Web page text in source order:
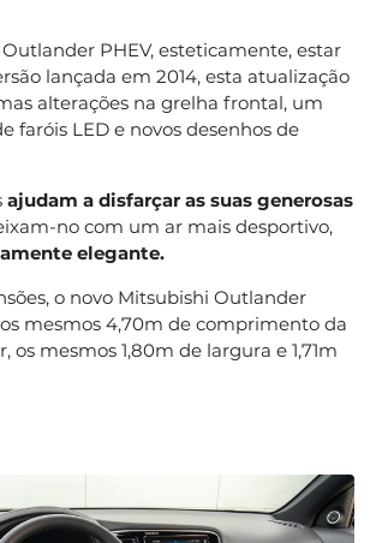
PHEV, esteticamente, estar
lançada em 2014, esta atualização
alterações na grelha frontal, um
faróis LED e novos desenhos de
ajudam a disfarçar as suas generosas
no com um ar mais desportivo,
elegante.
o novo Mitsubishi Outlander
mesmos 4,70m de comprimento da
os mesmos 1,80m de largura e 1,71m